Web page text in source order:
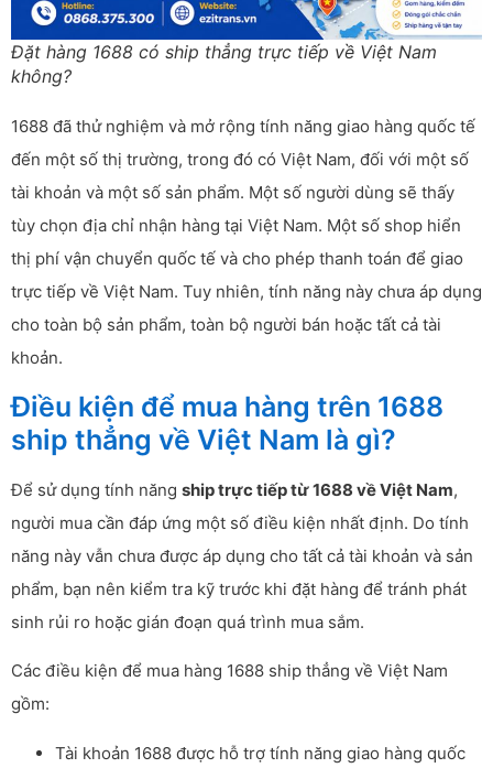
Đặt hàng 1688 có ship thẳng trực tiếp về Việt Nam
không?
1688 đã thử nghiệm và mở rộng tính năng giao hàng quốc tế
đến một số thị trường, trong đó có Việt Nam, đối với một số
tài khoản và một số sản phẩm. Một số người dùng sẽ thấy
tùy chọn địa chỉ nhận hàng tại Việt Nam. Một số shop hiển
thị phí vận chuyển quốc tế và cho phép thanh toán để giao
trực tiếp về Việt Nam. Tuy nhiên, tính năng này chưa áp dụng
cho toàn bộ sản phẩm, toàn bộ người bán hoặc tất cả tài
khoản.
Điều kiện để mua hàng trên 1688
ship thẳng về Việt Nam là gì?
Để sử dụng tính năng ship trực tiếp từ 1688 về Việt Nam,
người mua cần đáp ứng một số điều kiện nhất định. Do tính
năng này vẫn chưa được áp dụng cho tất cả tài khoản và sản
phẩm, bạn nên kiểm tra kỹ trước khi đặt hàng để tránh phát
sinh rủi ro hoặc gián đoạn quá trình mua sắm.
Các điều kiện để mua hàng 1688 ship thẳng về Việt Nam
gồm:
Tài khoản 1688 được hỗ trợ tính năng giao hàng quốc